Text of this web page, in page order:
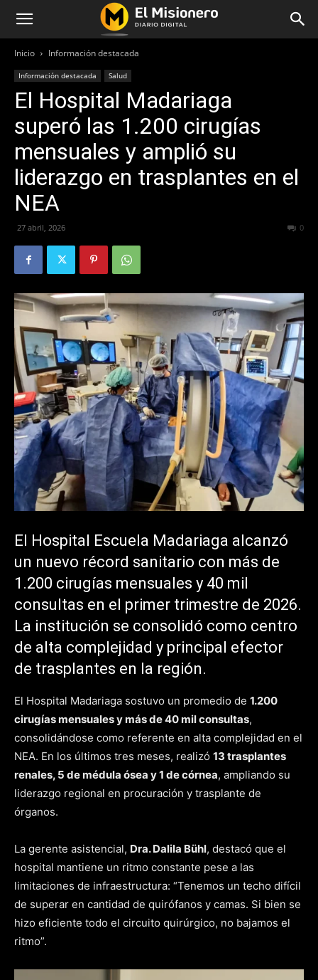
Inicio Información destacada
Información destacada Salud
El Hospital Madariaga
superó las 1.200 cirugías
mensuales y amplió su
liderazgo en trasplantes en el
NEA
27 abril, 2026 0
El Hospital Escuela Madariaga alcanzó
un nuevo récord sanitario con más de
1.200 cirugías mensuales y 40 mil
consultas en el primer trimestre de 2026.
La institución se consolidó como centro
de alta complejidad y principal efector
de trasplantes en la región.
El Hospital Madariaga sostuvo un promedio de 1.200
cirugías mensuales y más de 40 mil consultas,
consolidándose como referente en alta complejidad en el
NEA. En los últimos tres meses, realizó 13 trasplantes
renales, 5 de médula ósea y 1 de córnea, ampliando su
liderazgo regional en procuración y trasplante de
órganos.
La gerente asistencial, Dra. Dalila Bühl, destacó que el
hospital mantiene un ritmo constante pese a las
limitaciones de infraestructura: “Tenemos un techo difícil
de superar en cantidad de quirófanos y camas. Si bien se
hizo eficiente todo el circuito quirúrgico, no bajamos el
ritmo”.